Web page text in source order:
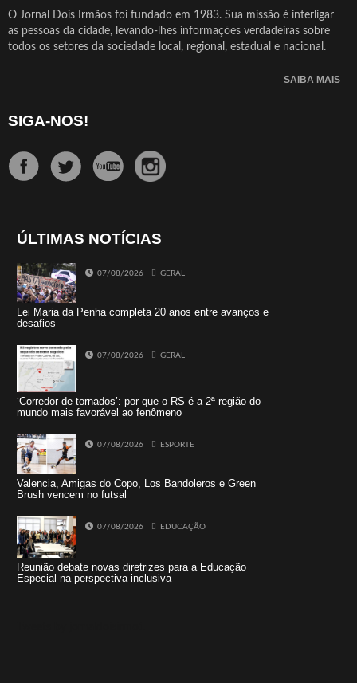
O Jornal Dois Irmãos foi fundado em 1983. Sua missão é interligar
as pessoas da cidade, levando-lhes informações verdadeiras sobre
todos os setores da sociedade local, regional, estadual e nacional.
SAIBA MAIS
SIGA-NOS!
ÚLTIMAS NOTÍCIAS
07/08/2026 GERAL
Lei Maria da Penha completa 20 anos entre avanços e
desafios
07/08/2026 GERAL
‘Corredor de tornados’: por que o RS é a 2ª região do
mundo mais favorável ao fenômeno
07/08/2026 ESPORTE
Valencia, Amigas do Copo, Los Bandoleros e Green
Brush vencem no futsal
07/08/2026 EDUCAÇÃO
Reunião debate novas diretrizes para a Educação
Especial na perspectiva inclusiva